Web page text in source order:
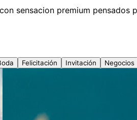
sensacion premium
Felicitación Invitación Negocios